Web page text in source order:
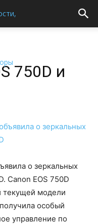
750D и
о зеркальных
Canon EOS 750D
текущей модели
особый
управление по